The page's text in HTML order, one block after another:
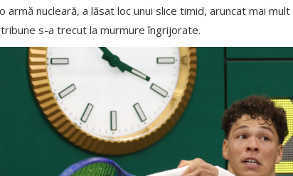
armă nucleară, a lăsat loc unui slice timid, aruncat mai
s-a trecut la murmure îngrijorate.